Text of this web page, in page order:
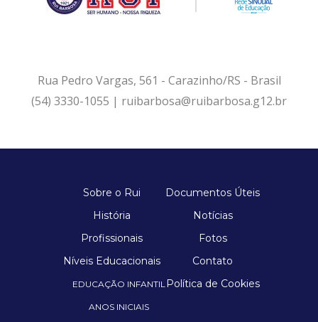
Rua Pedro Vargas, 561 - Carazinho/RS - Brasil
(54) 3330-1055 | ruibarbosa@ruibarbosa.g12.br
Sobre o Rui
História
Profissionais
Níveis Educacionais
EDUCAÇÃO INFANTIL
ANOS INICIAIS
Documentos Úteis
Notícias
Fotos
Contato
Política de Cookies